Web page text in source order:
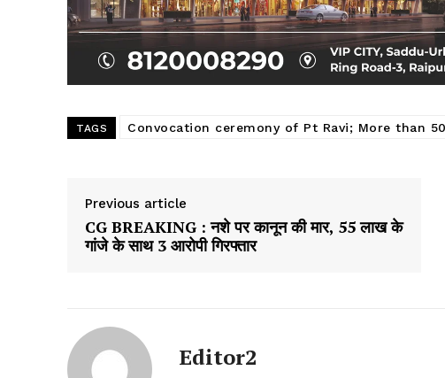
TAGS Convocation ceremony of Pt Ravi; More than
Previous article
CG BREAKING : नशे पर कानून की मार, 55 लाख के
गांजे के साथ 3 आरोपी गिरफ्तार
Editor2